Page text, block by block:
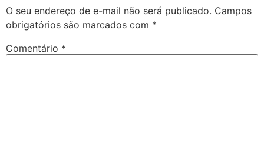
O seu endereço de e-mail não será publicado. Campos
obrigatórios são marcados com *
Comentário *